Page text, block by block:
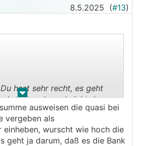
8.5.2025 (#13)
. .
hast sehr recht, es geht
wurde und nicht darum
Wenn es in % der
wurde, ist es unzulässig.
ausweisen die quasi bei
vergeben als
einheben, wurscht wie hoch die
geht ja darum, daß es die Bank